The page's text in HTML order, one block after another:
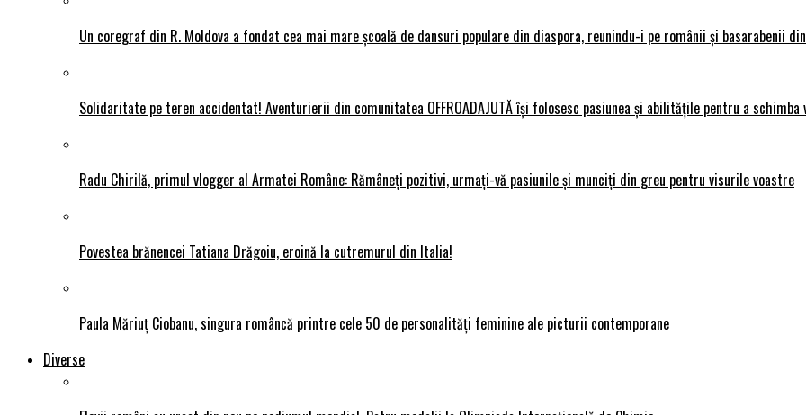
Un coregraf din R. Moldova a fondat cea mai mare școală de dansuri populare din diaspora, reunindu-i pe românii și basarabenii
Solidaritate pe teren accidentat! Aventurierii din comunitatea OFFROADAJUTĂ își folosesc pasiunea și abilitățile pentru a schimba
Radu Chirilă, primul vlogger al Armatei Române: Rămâneți pozitivi, urmați-vă pasiunile și munciți din greu pentru visurile voastre
Povestea brănencei Tatiana Drăgoiu, eroină la cutremurul din Italia!
Paula Măriuț Ciobanu, singura româncă printre cele 50 de personalități feminine ale picturii contemporane
Diverse